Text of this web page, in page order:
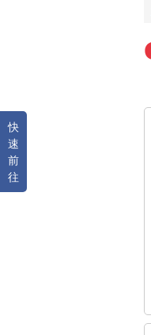
快
速
前
往